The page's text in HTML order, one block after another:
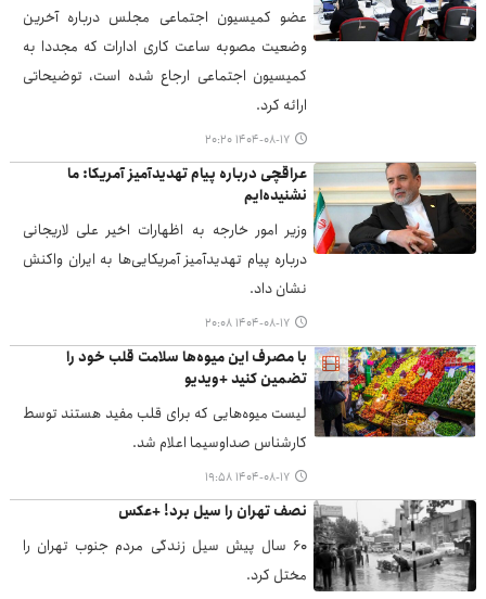
عضو کمیسیون اجتماعی مجلس درباره آخرین
وضعیت مصوبه ساعت کاری ادارات که مجددا به
کمیسیون اجتماعی ارجاع شده است، توضیحاتی
ارائه کرد.
۱۴۰۴-۰۸-۱۷ ۲۰:۲۰
عراقچی درباره پیام تهدیدآمیز آمریکا: ما
نشنیده‌ایم
وزیر امور خارجه به اظهارات اخیر علی لاریجانی
درباره پیام تهدیدآمیز آمریکایی‌ها به ایران واکنش
نشان داد.
۱۴۰۴-۰۸-۱۷ ۲۰:۰۸
با مصرف این میوه‌ها سلامت قلب خود را
تضمین کنید +ویدیو
لیست میوه‌هایی که برای قلب مفید هستند توسط
کارشناس صداوسیما اعلام شد.
۱۴۰۴-۰۸-۱۷ ۱۹:۵۸
نصف تهران را سیل برد! +عکس
۶۰ سال پیش سیل زندگی مردم جنوب تهران را
مختل کرد.